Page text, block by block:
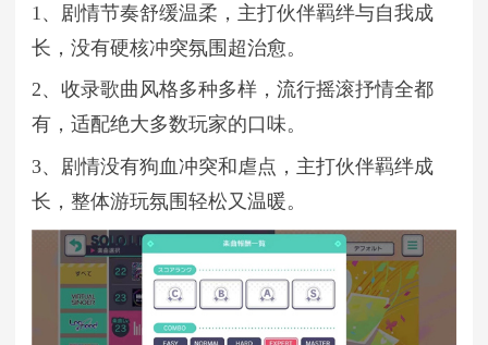
1、剧情节奏舒缓温柔，主打伙伴羁绊与自我成
长，没有硬核冲突氛围超治愈。
2、收录歌曲风格多种多样，流行摇滚抒情全都
有，适配绝大多数玩家的口味。
3、剧情没有狗血冲突和虐点，主打伙伴羁绊成
长，整体游玩氛围轻松又温暖。